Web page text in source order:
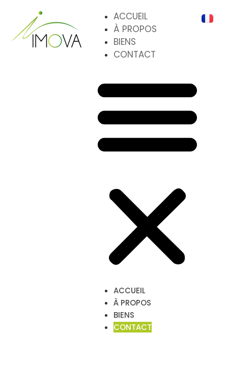
ACCUEIL
À PROPOS
BIENS
CONTACT
ACCUEIL
À PROPOS
BIENS
CONTACT